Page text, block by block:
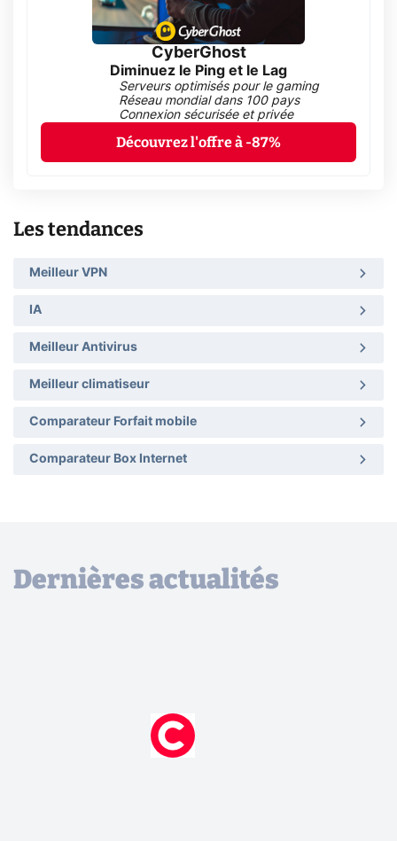
CyberGhost
Diminuez le Ping et le Lag
Serveurs optimisés pour le gaming
Réseau mondial dans 100 pays
Connexion sécurisée et privée
Découvrez l'offre à -87%
Les tendances
Meilleur VPN
IA
Meilleur Antivirus
Meilleur climatiseur
Comparateur Forfait mobile
Comparateur Box Internet
Dernières actualités